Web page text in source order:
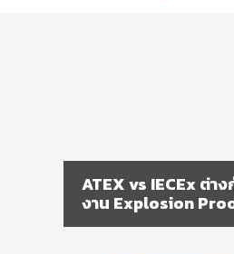
ATEX vs IECEx ต่าง
งาน Explosion